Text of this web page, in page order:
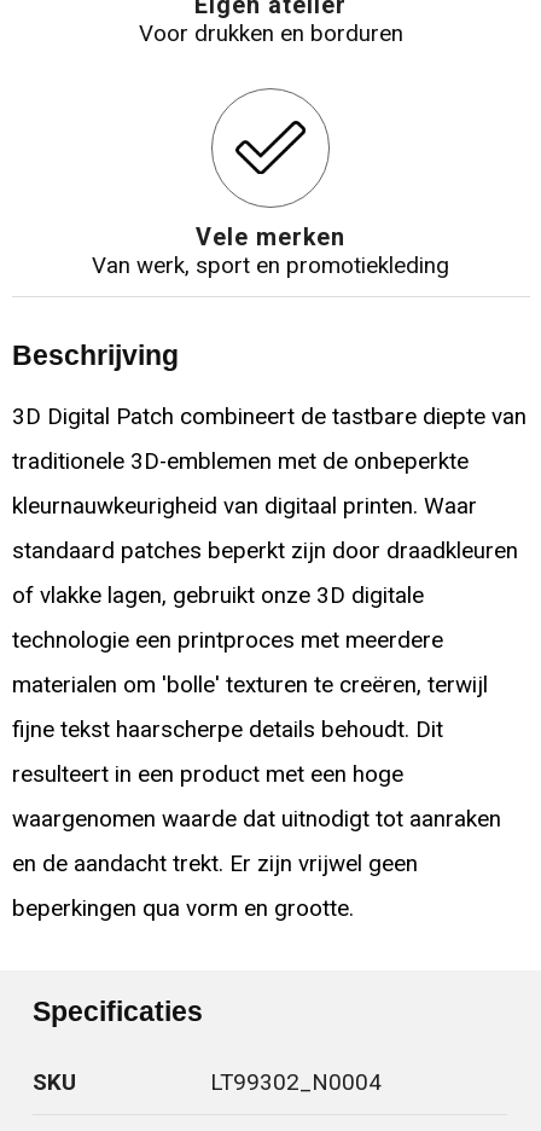
Voor drukken en borduren
Vele merken
Van werk, sport en promotiekleding
Beschrijving
3D Digital Patch combineert de tastbare diepte van
traditionele 3D-emblemen met de onbeperkte
kleurnauwkeurigheid van digitaal printen. Waar
standaard patches beperkt zijn door draadkleuren
of vlakke lagen, gebruikt onze 3D digitale
technologie een printproces met meerdere
materialen om 'bolle' texturen te creëren, terwijl
fijne tekst haarscherpe details behoudt. Dit
resulteert in een product met een hoge
waargenomen waarde dat uitnodigt tot aanraken
en de aandacht trekt. Er zijn vrijwel geen
beperkingen qua vorm en grootte.
Specificaties
SKU LT99302_N0004